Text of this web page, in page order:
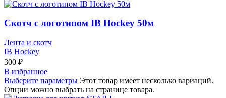
Скотч с логотипом IB Hockey 50м
Лента и скотч
IB Hockey
300 ₽
В избранное
Выберите параметры Этот товар имеет несколько вариаций.
Опции можно выбрать на странице товара.